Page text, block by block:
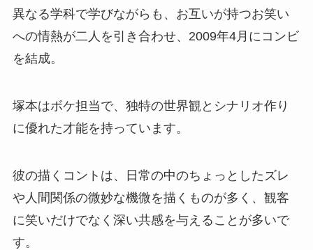
異なる学科で学びながらも、お互いが持つお笑い
への情熱が二人を引き合わせ、2009年4月にコンビ
を結成。
塚本はボケ担当で、独特の世界観とシナリオ作り
に優れた才能を持っています。
彼の描くコントは、日常の中のちょっとしたズレ
や人間関係の微妙な機微を描くものが多く、観客
に笑いだけでなく深い共感を与えることが多いで
す。